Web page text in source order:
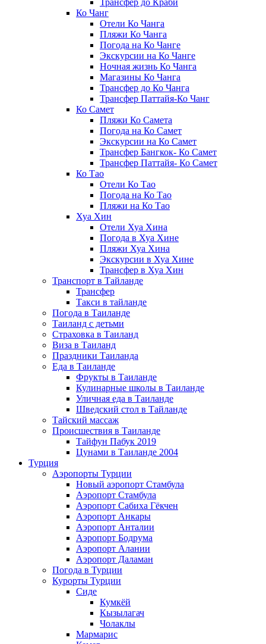
Трансфер до Краби
Ко Чанг
Отели Ко Чанга
Пляжи Ко Чанга
Погода на Ко Чанге
Экскурсии на Ко Чанге
Ночная жизнь Ко Чанга
Магазины Ко Чанга
Трансфер до Ко Чанга
Трансфер Паттайя-Ко Чанг
Ко Самет
Пляжи Ко Самета
Погода на Ко Самет
Экскурсии на Ко Самет
Трансфер Бангкок- Ко Самет
Трансфер Паттайя- Ко Самет
Ко Тао
Отели Ко Тао
Погода на Ко Тао
Пляжи на Ко Тао
Хуа Хин
Отели Хуа Хина
Погода в Хуа Хине
Пляжи Хуа Хина
Экскурсии в Хуа Хине
Трансфер в Хуа Хин
Транспорт в Тайланде
Трансфер
Такси в тайланде
Погода в Таиланде
Таиланд с детьми
Страховка в Таиланд
Виза в Таиланд
Праздники Таиланда
Еда в Таиланде
Фрукты в Таиланде
Кулинарные школы в Таиланде
Уличная еда в Таиланде
Шведский стол в Тайланде
Тайский массаж
Происшествия в Таиланде
Тайфун Пабук 2019
Цунами в Таиланде 2004
Турция
Аэропорты Турции
Новый аэропорт Стамбула
Аэропорт Стамбула
Аэропорт Сабиха Гёкчен
Аэропорт Анкары
Аэропорт Анталии
Аэропорт Бодрума
Аэропорт Алании
Аэропорт Даламан
Погода в Турции
Курорты Турции
Сиде
Кумкёй
Кызылагач
Чолаклы
Мармарис